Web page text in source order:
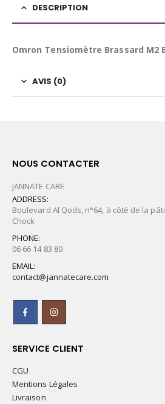
DESCRIPTION
Omron Tensiomètre Brassard M2
AVIS (0)
NOUS CONTACTER
JANNATE CARE
ADDRESS:
Boulevard Al Qods, n°64, à côté de la
Chock
PHONE:
06 66 14 83 80
EMAIL:
contact@jannatecare.com
SERVICE CLIENT
CGU
Mentions Légales
Livraison